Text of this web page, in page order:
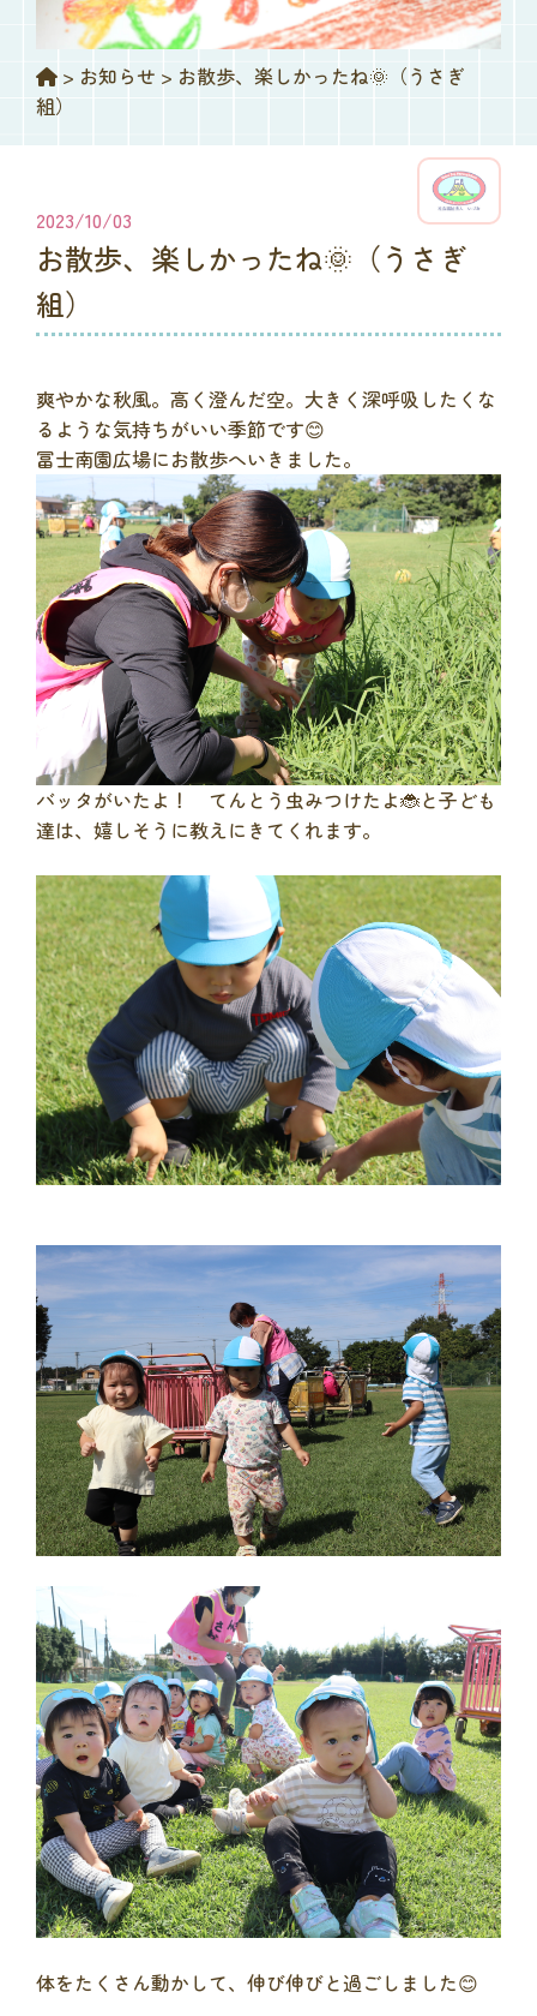
> お知らせ > お散歩、楽しかったね🌞（うさぎ
組）
2023/10/03
お散歩、楽しかったね🌞（うさぎ
組）
爽やかな秋風。高く澄んだ空。大きく深呼吸したくな
るような気持ちがいい季節です😊
冨士南園広場にお散歩へいきました。
バッタがいたよ！ てんとう虫みつけたよ🐞と子ども
達は、嬉しそうに教えにきてくれます。
体をたくさん動かして、伸び伸びと過ごしました😊